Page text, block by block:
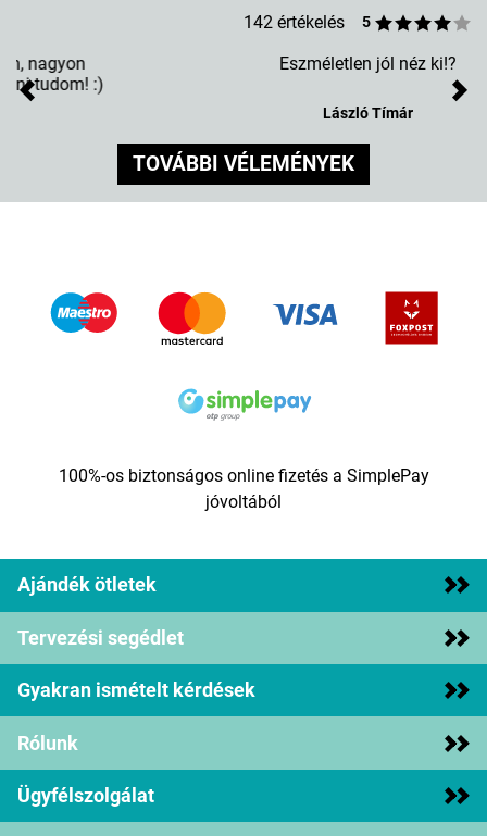
142 értékelés 5
Eszméletlen jól néz ki!?
Previous
TOVÁBBI VÉLEMÉNYEK
100%-os biztonságos online fizetés a SimplePay
jóvoltából
Ajándék ötletek
Tervezési segédlet
Gyakran ismételt kérdések
Rólunk
Ügyfélszolgálat